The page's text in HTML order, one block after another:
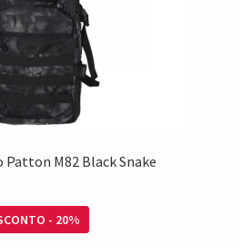
M82 Black Snake
- 20%